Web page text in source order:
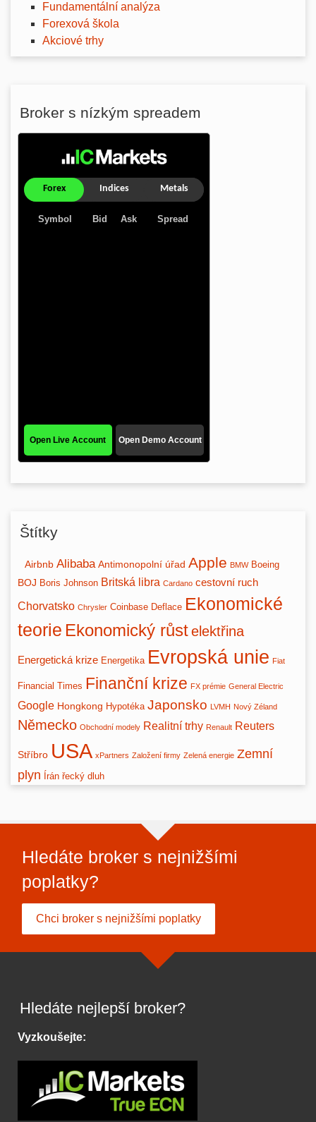
Fundamentální analýza
Forexová škola
Akciové trhy
Broker s nízkým spreadem
Štítky
Airbnb Alibaba Antimonopolní úřad Apple BMW Boeing
BOJ Boris Johnson Britská libra Cardano cestovní ruch
Chorvatsko Chrysler Coinbase Deflace Ekonomické
teorie Ekonomický růstelektřina
Energetická krize Energetika Evropská unie Fiat
Financial Times Finanční krize FX prémie General Electric
Google Hongkong Hypotéka Japonsko LVMH Nový Zéland
Německo Obchodní modely Realitní trhy Renault Reuters
Stříbro USA xPartners Založení firmy Zelená energie Zemní
plyn
Írán řecký dluh
Hledáte broker s nejnižšími
poplatky?
Chci broker s nejnižšími poplatky
Hledáte nejlepší broker?
Vyzkoušejte: